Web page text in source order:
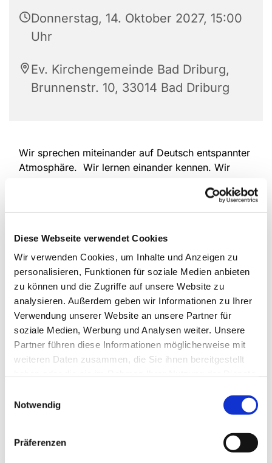
Diese Webseite verwendet Cookies
Wir verwenden Cookies, um Inhalte und Anzeigen zu
personalisieren, Funktionen für soziale Medien anbieten
zu können und die Zugriffe auf unsere Website zu
analysieren. Außerdem geben wir Informationen zu Ihrer
Verwendung unserer Website an unsere Partner für
soziale Medien, Werbung und Analysen weiter. Unsere
Partner führen diese Informationen möglicherweise mit
weiteren Daten zusammen, die Sie ihnen bereitgestellt
Notwendig
Präferenzen
Donnerstag, 14. Oktober 2027, 15:00
Uhr
Ev. Kirchengemeinde Bad Driburg,
Brunnenstr. 10, 33014 Bad Driburg
Wir sprechen miteinander auf Deutsch entspannter
Atmosphäre. Wir lernen einander kennen. Wir
Muttersprachler/Innen sind herzlich willkommen.